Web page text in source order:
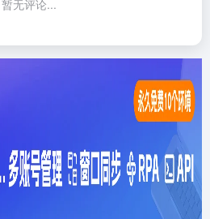
暂无评论...